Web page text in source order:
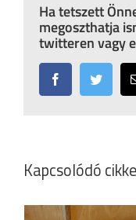
Ha tetszett
megoszthatja
twitteren vagy
FacebookTwitter
Kapcsolódó